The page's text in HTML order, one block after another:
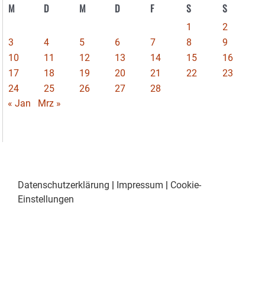
M D M D F S S
1
2
3
4 5 6 7 8
9
10
11 12 13 14 15
16
17
18 19 20 21 22
23
24
25 26 27
28
« Jan
Mrz »
Datenschutzerklärung | Impressum | Cookie-
Einstellungen